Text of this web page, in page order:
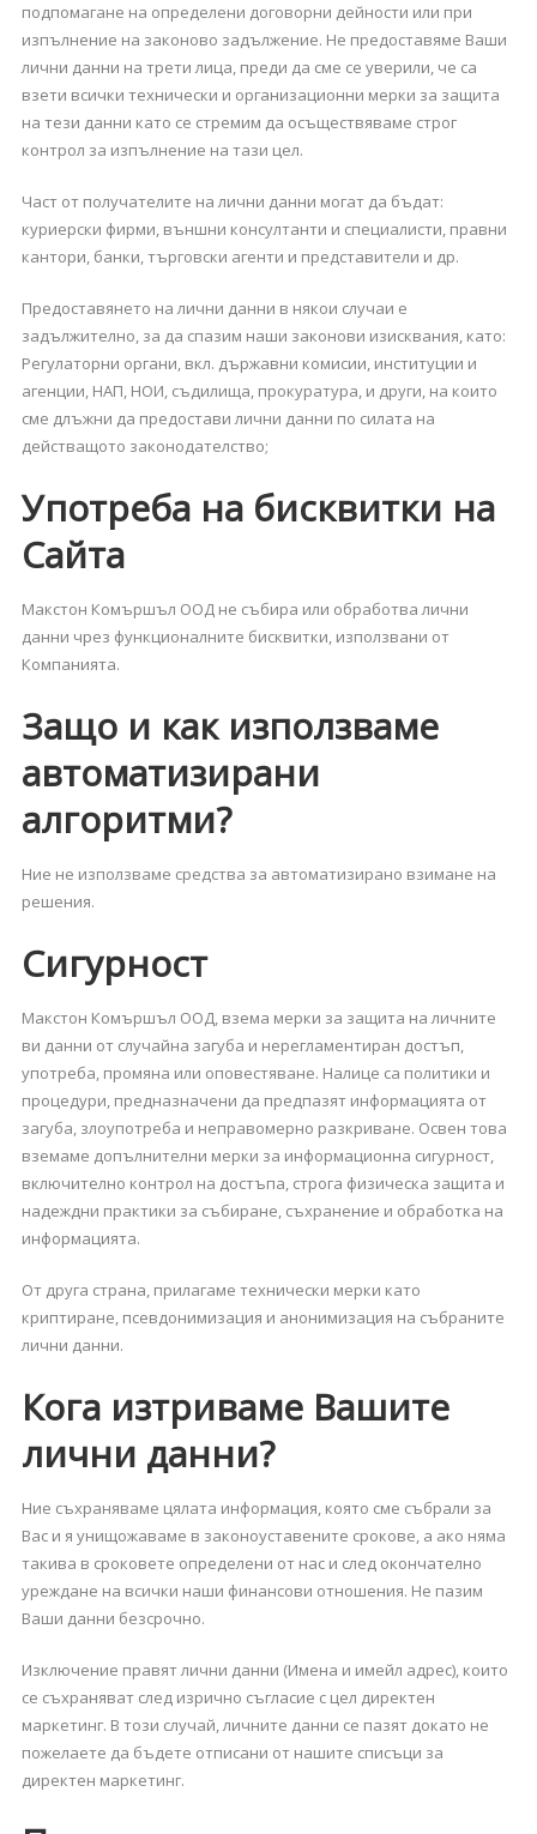
подпомагане на определени договорни дейности или при
изпълнение на законово задължение. Не предоставяме Ваши
лични данни на трети лица, преди да сме се уверили, че са
взети всички технически и организационни мерки за защита
на тези данни като се стремим да осъществяваме строг
контрол за изпълнение на тази цел.
Част от получателите на лични данни могат да бъдат:
куриерски фирми, външни консултанти и специалисти, правни
кантори, банки, търговски агенти и представители и др.
Предоставянето на лични данни в някои случаи е
задължително, за да спазим наши законови изисквания, като:
Регулаторни органи, вкл. държавни комисии, институции и
агенции, НАП, НОИ, съдилища, прокуратура, и други, на които
сме длъжни да предостави лични данни по силата на
действащото законодателство;
Употреба на бисквитки на
Сайта
Макстон Комършъл ООД не събира или обработва лични
данни чрез функционалните бисквитки, използвани от
Компанията.
Защо и как използваме
автоматизирани
алгоритми?
Ние не използваме средства за автоматизирано взимане на
решения.
Сигурност
Макстон Комършъл ООД, взема мерки за защита на личните
ви данни от случайна загуба и нерегламентиран достъп,
употреба, промяна или оповестяване. Налице са политики и
процедури, предназначени да предпазят информацията от
загуба, злоупотреба и неправомерно разкриване. Освен това
вземаме допълнителни мерки за информационна сигурност,
включително контрол на достъпа, строга физическа защита и
надеждни практики за събиране, съхранение и обработка на
информацията.
От друга страна, прилагаме технически мерки като
криптиране, псевдонимизация и анонимизация на събраните
лични данни.
Кога изтриваме Вашите
лични данни?
Ние съхраняваме цялата информация, която сме събрали за
Вас и я унищожаваме в законоуставените срокове, а ако няма
такива в сроковете определени от нас и след окончателно
уреждане на всички наши финансови отношения. Не пазим
Ваши данни безсрочно.
Изключение правят лични данни (Имена и имейл адрес), които
се съхраняват след изрично съгласие с цел директен
маркетинг. В този случай, личните данни се пазят докато не
пожелаете да бъдете отписани от нашите списъци за
директен маркетинг.